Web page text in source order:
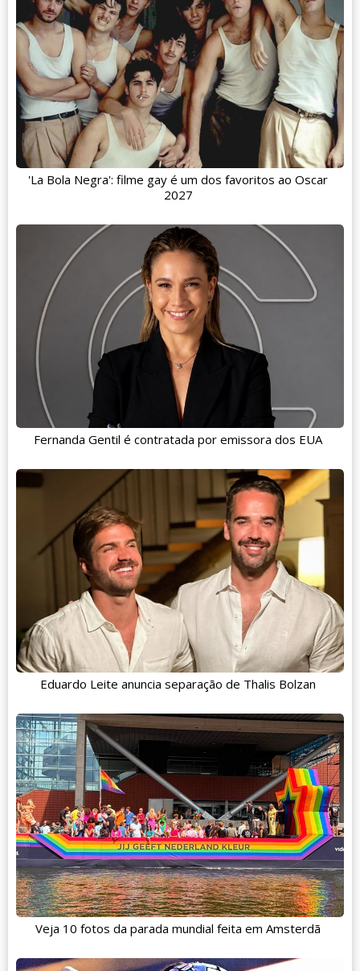
'La Bola Negra': filme gay é um dos favoritos ao Oscar
2027
Fernanda Gentil é contratada por emissora dos EUA
Eduardo Leite anuncia separação de Thalis Bolzan
Veja 10 fotos da parada mundial feita em Amsterdã